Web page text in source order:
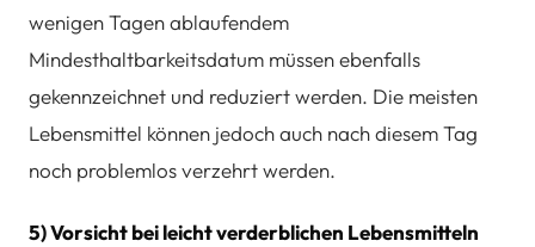
wenigen Tagen ablaufendem
Mindesthaltbarkeitsdatum müssen ebenfalls
gekennzeichnet und reduziert werden. Die meisten
Lebensmittel können jedoch auch nach diesem Tag
noch problemlos verzehrt werden.
5) Vorsicht bei leicht verderblichen Lebensmitteln